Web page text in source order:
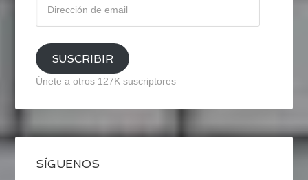
email
SUSCRIBIR
Únete a otros 127K suscriptores
SÍGUENOS